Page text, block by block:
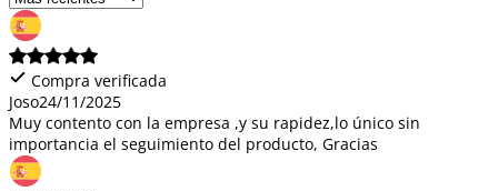
Compra verificada
Joso24/11/2025
Muy contento con la empresa ,y su rapidez,lo único sin
importancia el seguimiento del producto, Gracias